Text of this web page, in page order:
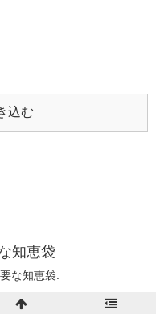
込む
知恵袋
な知恵袋.